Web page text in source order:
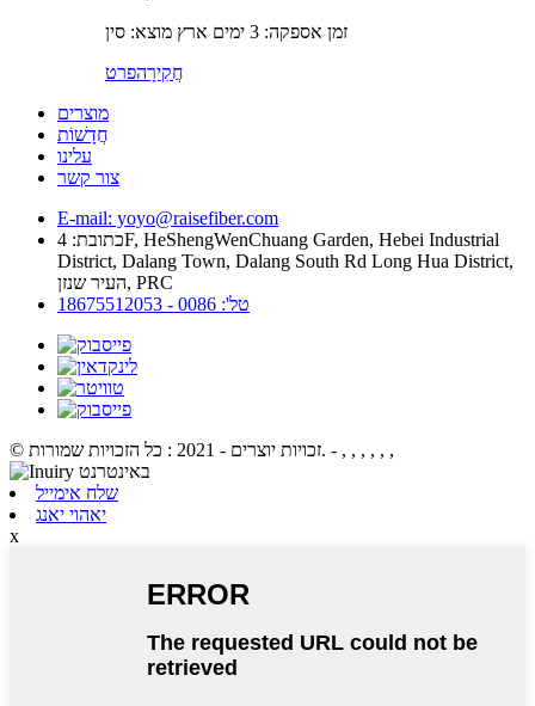
זמן אספקה: 3 ימים ארץ מוצא: סין
חֲקִירָהפרט
מוצרים
חֲדָשׁוֹת
עלינו
צור קשר
E-mail: yoyo@raisefiber.com
כתובת: 4F, ​​HeShengWenChuang Garden, Hebei Industrial
District, Dalang Town, Dalang South Rd Long Hua District,
העיר שנזן, PRC
טל': 0086 - 18675512053
© זכויות יוצרים - 2021 : כל הזכויות שמורות. - , , , , , ,
שלח אימייל
יאהוי יאנג
x